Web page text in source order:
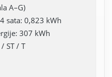
A–G)
sata: 0,823 kWh
307 kWh
ST / T